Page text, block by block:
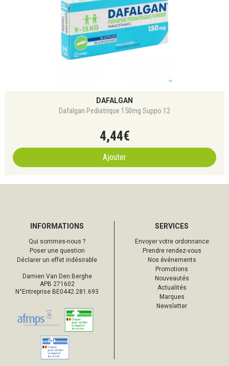
DAFALGAN
Dafalgan Pediatrique 150mg Suppo 12
4,44€
Ajouter
INFORMATIONS
Qui sommes-nous ?
Poser une question
Déclarer un effet indésirable
Damien Van Den Berghe
APB 271602
N°Entreprise BE0442.281.693
SERVICES
Envoyer votre ordonnance
Prendre rendez-vous
Nos événements
Promotions
Nouveautés
Actualités
Marques
Newsletter